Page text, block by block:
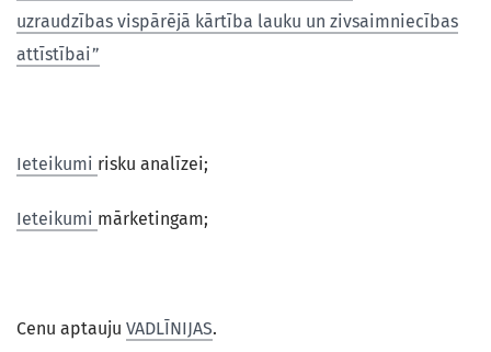
uzraudzības vispārējā kārtība lauku un zivsaimniecības
attīstībai”
Ieteikumi risku analīzei;
Ieteikumi mārketingam;
Cenu aptauju VADLĪNIJAS.